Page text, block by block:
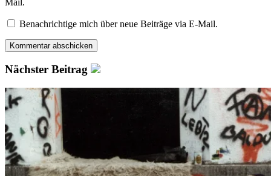
Benachrichtige mich über neue Beiträge via E-Mail.
Nächster Beitrag